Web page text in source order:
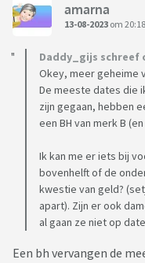
amarna
13-08-2023 om 20:18
Daddy_gijs schreef
Okey, meer geheime
De meeste dates die
zijn gegaan, hebben
een BH van merk B
Ik kan me er iets bij
bovenhelft of de
kwestie van geld?
apart). Zijn er ook
al gaan ze niet op
Een bh vervangen de